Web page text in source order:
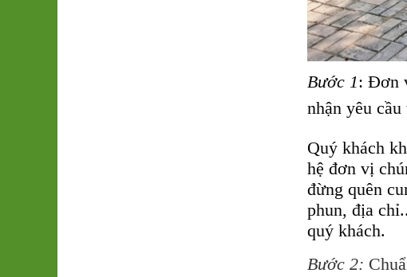
Bước 1: Đơn
nhận yêu
Quý khách
hệ đơn vị
đừng quên
phun, địa
quý khách.
Bước 2: